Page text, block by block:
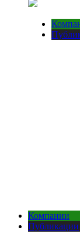
Компании
Публикации